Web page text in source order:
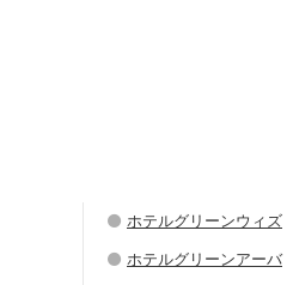
ホテルグリーンウィズ
ホテルグリーンアーバ